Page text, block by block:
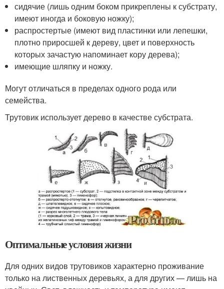
сидячие (лишь одним боком прикреплены к субстрату,
имеют иногда и боковую ножку);
распростертые (имеют вид пластинки или лепешки,
плотно приросшей к дереву, цвет и поверхность
которых зачастую напоминает кору дерева);
имеющие шляпку и ножку.
Могут отличаться в пределах одного рода или
семейства.
Трутовик использует дерево в качестве субстрата.
Оптимальные условия жизни
Для одних видов трутовиков характерно проживание
только на лиственных деревьях, а для других — лишь на